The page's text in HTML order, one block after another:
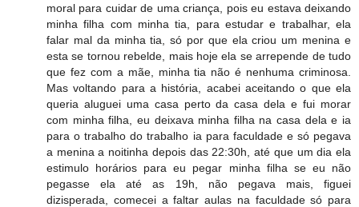
moral para cuidar de uma criança, pois eu estava deixando
minha filha com minha tia, para estudar e trabalhar, ela
falar mal da minha tia, só por que ela criou um menina e
esta se tornou rebelde, mais hoje ela se arrepende de tudo
que fez com a mãe, minha tia não é nenhuma criminosa.
Mas voltando para a história, acabei aceitando o que ela
queria aluguei uma casa perto da casa dela e fui morar
com minha filha, eu deixava minha filha na casa dela e ia
para o trabalho do trabalho ia para faculdade e só pegava
a menina a noitinha depois das 22:30h, até que um dia ela
estimulo horários para eu pegar minha filha se eu não
pegasse ela até as 19h, não pegava mais, figuei
dizisperada, comecei a faltar aulas na faculdade só para